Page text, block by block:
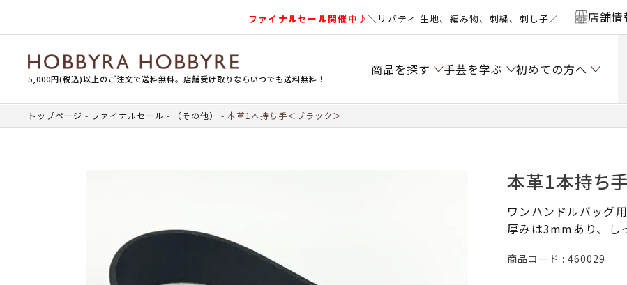
ファイナルセール開催中♪＼リバティ 生地、編み物、刺繍、刺し子／ 店舗情
5,000円(税込)以上のご注文で送料無料。店舗受け取りならいつでも送料無料！
商品を探す 手芸を学ぶ 初めての方へ
トップページ ファイナルセール （その他） 本革1本持ち手＜ブラック＞
本革1本持ち
ワンハンドルバッグ
厚みは3mmあり、し
商品コード 460029